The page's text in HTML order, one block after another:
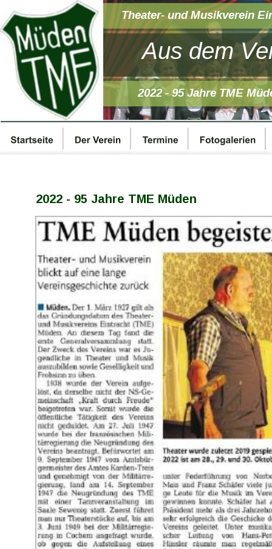
Aus dem
2022 - 95 Jahre TME Müden
2022 - 95 Jahre TME
Theater- und Musikverein